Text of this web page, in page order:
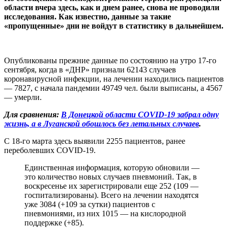
области вчера здесь, как и днем ранее, снова не проводили
исследования. Как известно, данные за такие
«пропущенные» дни не войдут в статистику в дальнейшем.
Опубликованы прежние данные по состоянию на утро 17-го
сентября, когда в «ДНР» признали 62143 случаев
коронавирусной инфекции, на лечении находились пациентов
— 7827, с начала пандемии 49749 чел. были выписаны, а 4567
— умерли.
Для сравнения: В Донецкой области COVID-19 забрал одну
жизнь, а в Луганской обошлось без летальных случаев.
С 18-го марта здесь выявили 2255 пациентов, ранее
переболевших COVID-19.
Единственная информация, которую обновили —
это количество новых случаев пневмоний. Так, в
воскресенье их зарегистрировали еще 252 (109 —
госпитализированы). Всего на лечении находятся
уже 3084 (+109 за сутки) пациентов с
пневмониями, из них 1015 — на кислородной
поддержке (+85).